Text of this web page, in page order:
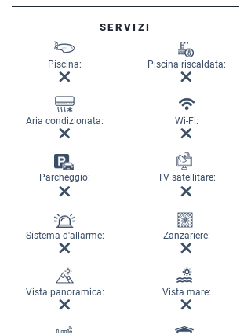
SERVIZI
Piscina:
Aria condizionata:
Parcheggio:
Sistema d'allarme:
Vista panoramica:
Piscina riscaldata:
Wi-Fi:
TV satellitare:
Zanzariere:
Vista mare: